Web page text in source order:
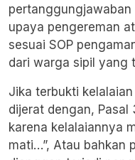
pertanggungjawaban
upaya pengereman
sesuai SOP
dari warga sipil yang
Jika terbukti
dijerat dengan, Pasal
karena kelalaiannya
mati…”, Atau bahkan